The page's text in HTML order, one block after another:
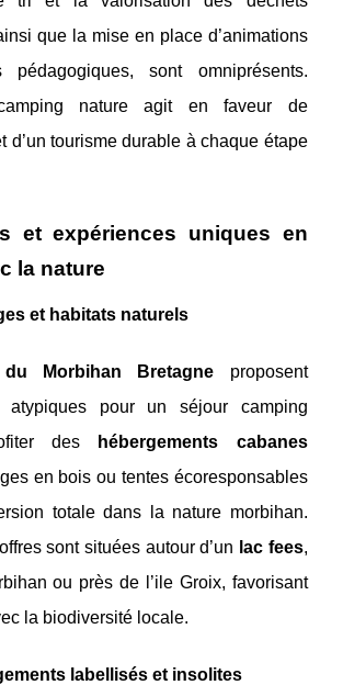
que la mise en place d’animations
pédagogiques, sont omniprésents.
nature agit en faveur de
d’un tourisme durable à chaque étape
et expériences uniques en
la nature
et habitats naturels
Morbihan Bretagne proposent
atypiques pour un séjour camping
des
hébergements cabanes
en bois ou tentes écoresponsables
totale dans la nature morbihan.
sont situées autour d’un lac fees,
ou près de l’ile Groix, favorisant
la biodiversité locale.
labellisés et insolites